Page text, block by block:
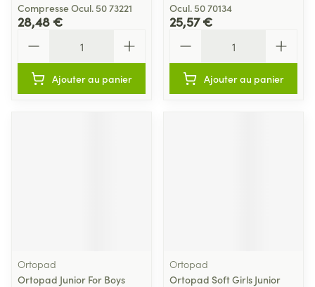
Compresse Ocul. 50 73221
28,48 €
Ajouter au panier
Ocul. 50 70134
25,57 €
Ajouter au panier
Ortopad
Ortopad Junior For Boys
Ortopad
Ortopad Soft Girls Junior